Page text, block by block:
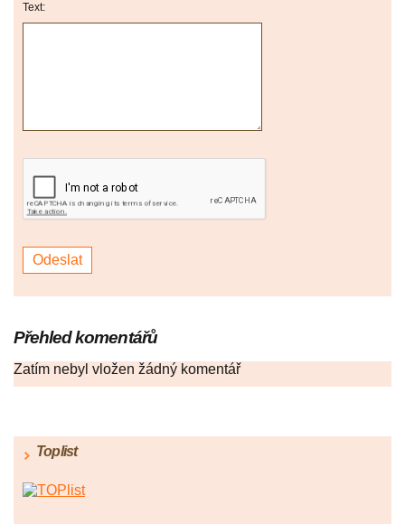
Text:
Přehled komentářů
Zatím nebyl vložen žádný komentář
Toplist